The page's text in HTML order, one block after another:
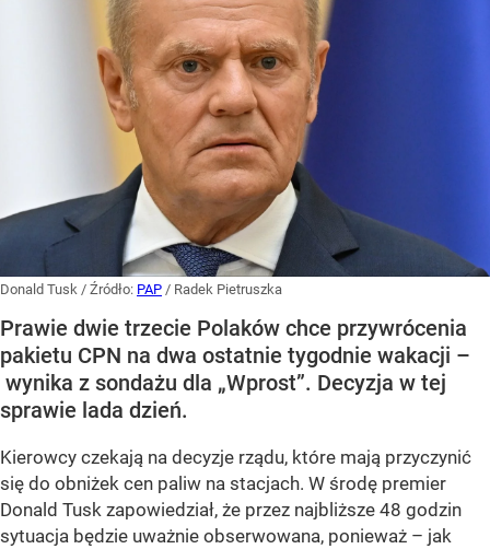
Donald Tusk / Źródło: PAP / Radek Pietruszka
Prawie dwie trzecie Polaków chce przywrócenia
pakietu CPN na dwa ostatnie tygodnie wakacji –
wynika z sondażu dla „Wprost”. Decyzja w tej
sprawie lada dzień.
Kierowcy czekają na decyzje rządu, które mają przyczynić
się do obniżek cen paliw na stacjach. W środę premier
Donald Tusk zapowiedział, że przez najbliższe 48 godzin
sytuacja będzie uważnie obserwowana, ponieważ – jak